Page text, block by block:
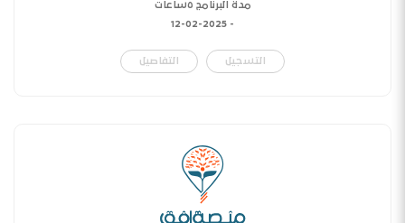
مدة البرنامج ٥ساعات
-
12-02-2025
التسجيل التفاصيل